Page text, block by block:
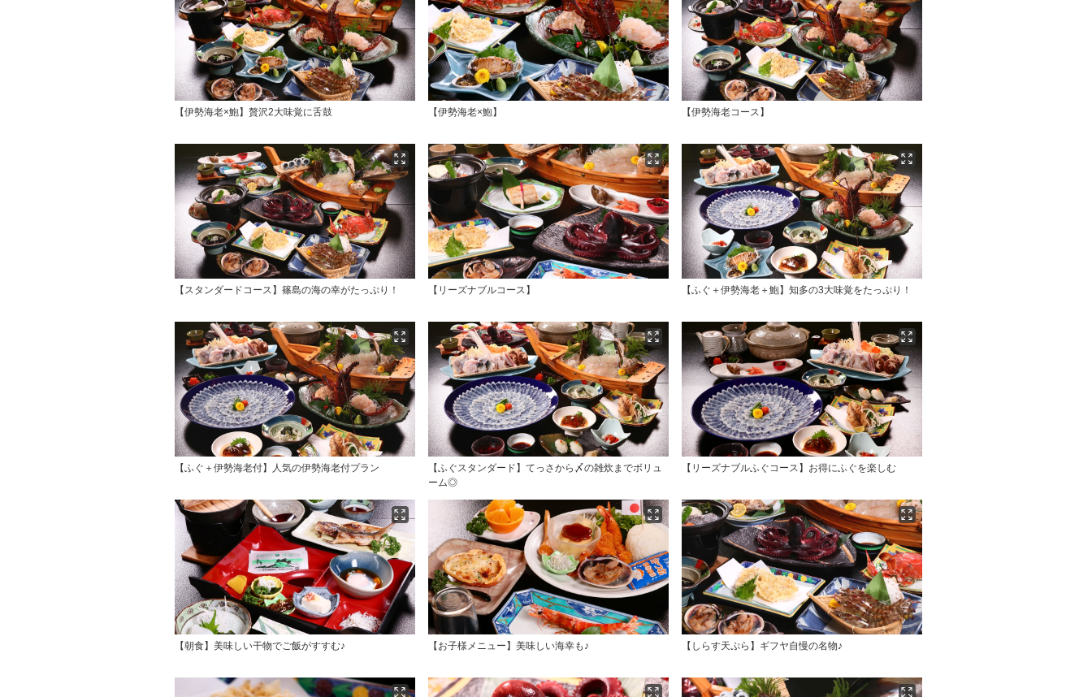
【伊勢海老×鮑】贅沢2大味覚に舌鼓 【伊勢海老×鮑】 【伊勢海老コース】
【スタンダードコース】篠島の海の幸がたっぷり！ 【リーズナブルコース】 【ふぐ＋伊勢海老＋鮑】知多の3大味覚をたっぷり！
【ふぐ＋伊勢海老付】人気の伊勢海老付プラン
【ふぐスタンダード】てっさから〆の雑炊までボリュ
ーム◎
【リーズナブルふぐコース】お得にふぐを楽しむ
【朝食】美味しい干物でご飯がすすむ♪ 【お子様メニュー】美味しい海幸も♪ 【しらす天ぷら】ギフヤ自慢の名物♪